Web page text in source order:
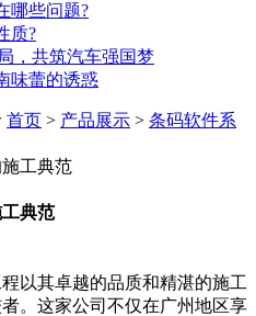
哪些问题?
质?
，共筑汽车强国梦
味蕾的诱惑
首页 > 产品展示 > 条码软件系
典范
以其卓越的品质和精湛的施工
。这家公司不仅在广州地区享